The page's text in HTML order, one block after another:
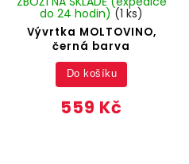
Vývrtka MOLTOVINO,
černá barva
do 24 hodin)(1 ks)
559 Kč
Do košíku